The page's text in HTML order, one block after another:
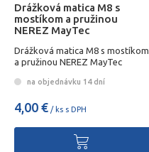
Drážková matica M8 s
mostíkom a pružinou
NEREZ MayTec
Drážková matica M8 s mostíkom
a pružinou NEREZ MayTec
na objednávku 14 dní
4,00 € / ks s DPH